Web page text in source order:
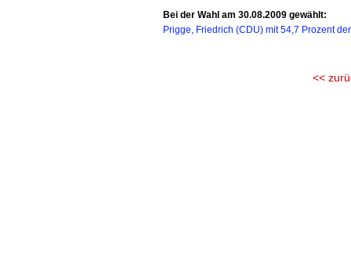
Bei der Wahl am 30.08.2009 gewählt:
Prigge, Friedrich (CDU) mit 54,7 Prozent
<<